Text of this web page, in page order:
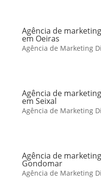
Agência de
em Oeiras
Agência de Marketing
Agência de
em Seixal
Agência de Marketing
Agência de
Gondomar
Agência de Marketing